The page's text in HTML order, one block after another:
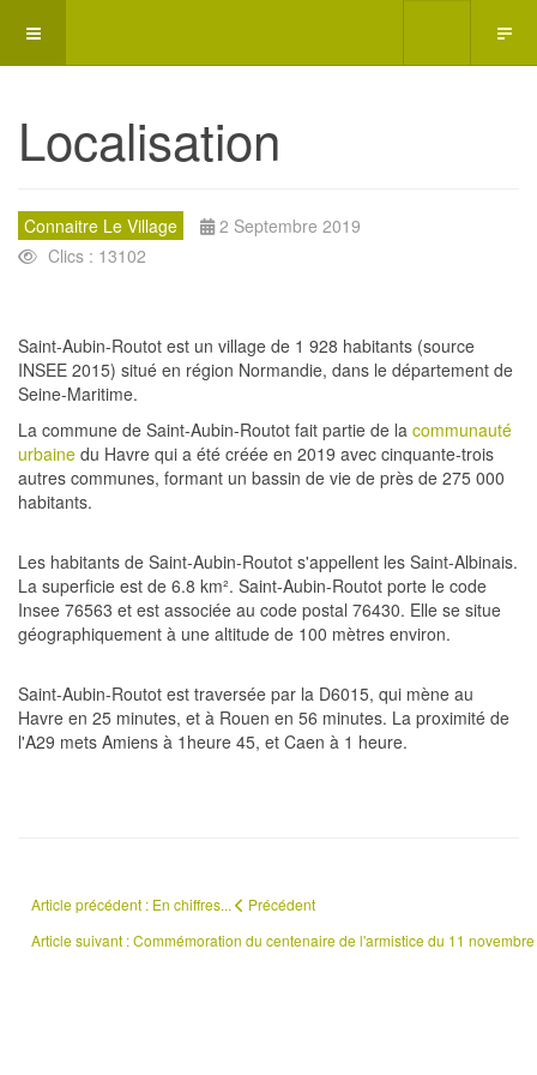
Localisation
Connaitre Le Village
2 Septembre 2019
Clics : 13102
Saint-Aubin-Routot est un village de 1 928 habitants (source
INSEE 2015) situé en région Normandie, dans le département de
Seine-Maritime.
La commune de Saint-Aubin-Routot fait partie de la communauté
urbaine du Havre qui a été créée en 2019 avec cinquante-trois
autres communes, formant un bassin de vie de près de 275 000
habitants.
Les habitants de Saint-Aubin-Routot s'appellent les Saint-Albinais.
La superficie est de 6.8 km². Saint-Aubin-Routot porte le code
Insee 76563 et est associée au code postal 76430. Elle se situe
géographiquement à une altitude de 100 mètres environ.
Saint-Aubin-Routot est traversée par la D6015, qui mène au
Havre en 25 minutes, et à Rouen en 56 minutes. La proximité de
l'A29 mets Amiens à 1heure 45, et Caen à 1 heure.
Article précédent : En chiffres...
Précédent
Article suivant : Commémoration du centenaire de l'armistice du 11 novembre